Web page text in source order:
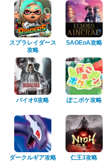
スプラレイダース
攻略
SAOEoA攻略
バイオ9攻略 ぽこポケ攻略
ダークルギア攻略 仁王3攻略